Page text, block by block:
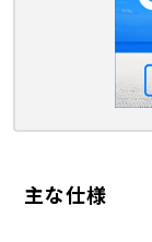
主な仕様